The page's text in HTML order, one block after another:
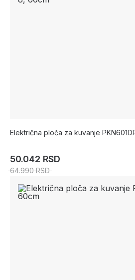
Električna ploča za kuvanje
50.042 RSD
64.990 RSD